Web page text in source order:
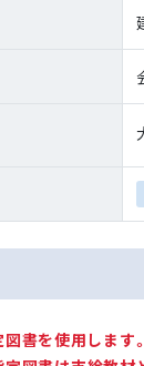
書を使用します。